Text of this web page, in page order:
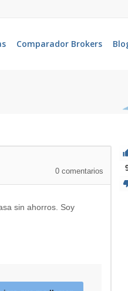
Comparador Brokers
0 comentarios
sin ahorros. Soy